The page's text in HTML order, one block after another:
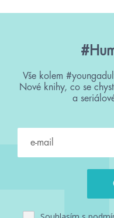
Vše kolem
Nové knihy, co se
a